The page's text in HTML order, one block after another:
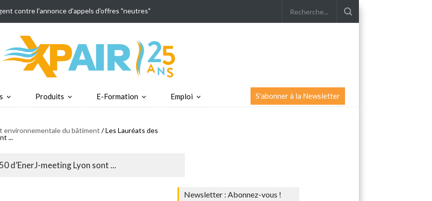
contre l'annonce d'appels d'offres "neutres"
Produits E-Formation Emploi S'abonner à la Newsletter
environnementale du bâtiment / Les Lauréats des
...
d’EnerJ-meeting Lyon sont ...
Newsletter : Abonnez-vous !